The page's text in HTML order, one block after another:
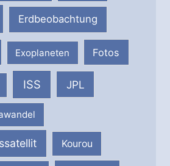
Erdbeobachtung
Exoplaneten Fotos
ISS JPL
Kourou